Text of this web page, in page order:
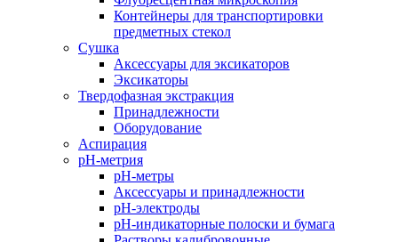
Контейнеры для транспортировки
предметных стекол
Сушка
Аксессуары для эксикаторов
Эксикаторы
Твердофазная экстракция
Принадлежности
Оборудование
Аспирация
pH-метрия
pH-метры
Аксессуары и принадлежности
pH-электроды
pH-индикаторные полоски и бумага